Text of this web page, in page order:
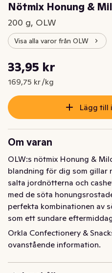
Nötmix Honung &
200 g, OLW
Visa alla varor från OLW
Nuvarande pris är: 33,95 kr
33,95 kr
169,75 kr /kg
Styckpris: 169,75 kr /kg
Lägg till
Om varan
OLW:s nötmix Honung &
blandning för dig som gillar
salta jordnötterna och
med de söta
perfekta kombinationen av
som ett sundare
vill ha något gott.
OLWs nötmix Honung &
Orkla Confectionery &
ovanstående information.